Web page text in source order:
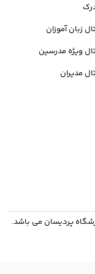
زبان آموزان
ویژه مدرسین
مدیران
پردیسان می باشد.